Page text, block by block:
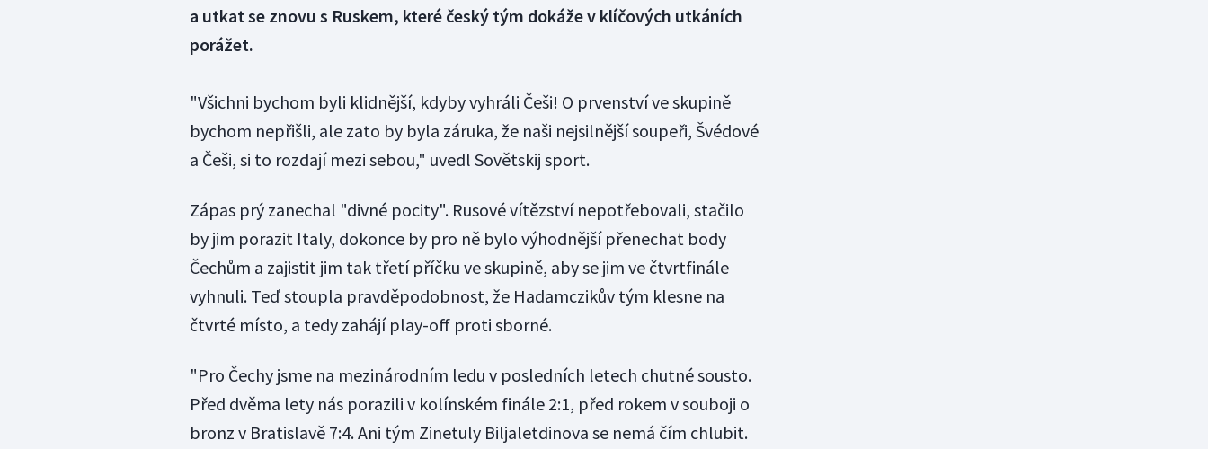
a utkat se znovu s Ruskem, které český tým dokáže v klíčových utkáních
porážet.
"Všichni bychom byli klidnější, kdyby vyhráli Češi! O prvenství ve skupině
bychom nepřišli, ale zato by byla záruka, že naši nejsilnější soupeři, Švédové
a Češi, si to rozdají mezi sebou," uvedl Sovětskij sport.
Zápas prý zanechal "divné pocity". Rusové vítězství nepotřebovali, stačilo
by jim porazit Italy, dokonce by pro ně bylo výhodnější přenechat body
Čechům a zajistit jim tak třetí příčku ve skupině, aby se jim ve čtvrtfinále
vyhnuli. Teď stoupla pravděpodobnost, že Hadamczikův tým klesne na
čtvrté místo, a tedy zahájí play-off proti sborné.
"Pro Čechy jsme na mezinárodním ledu v posledních letech chutné sousto.
Před dvěma lety nás porazili v kolínském finále 2:1, před rokem v souboji o
bronz v Bratislavě 7:4. Ani tým Zinetuly Biljaletdinova se nemá čím chlubit.